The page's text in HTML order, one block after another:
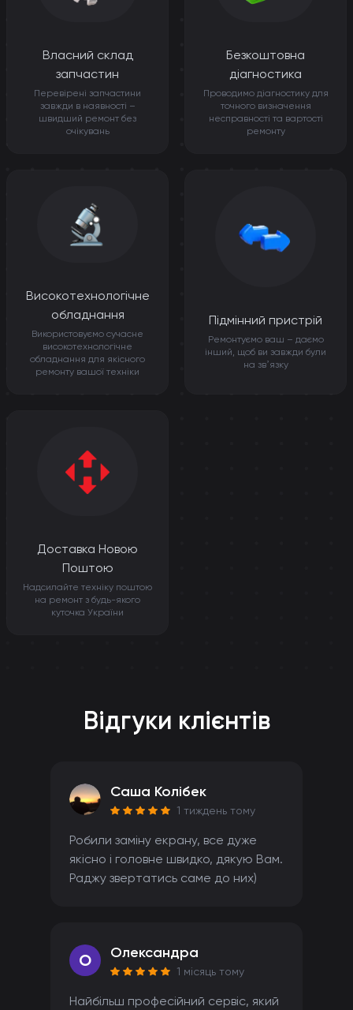
Власний склад
запчастин
Перевірені запчастини
завжди в наявності –
швидший ремонт без
очікувань
Безкоштовна
діагностика
Проводимо діагностику для
точного визначення
несправності та вартості
ремонту
Високотехнологічне
обладнання
Використовуємо сучасне
високотехнологічне
обладнання для якісного
ремонту вашої техніки
Підмінний пристрій
Ремонтуємо ваш – даємо
інший, щоб ви завжди були
на звʼязку
Доставка Новою
Поштою
Надсилайте техніку поштою
на ремонт з будь-якого
куточка України
Відгуки клієнтів
Саша Колібек
1 тиждень тому
Робили заміну екрану, все дуже
якісно і головне швидко, дякую Вам.
Раджу звертатись саме до них)
O Олександра
1 місяць тому
Найбільш професійний сервіс, який